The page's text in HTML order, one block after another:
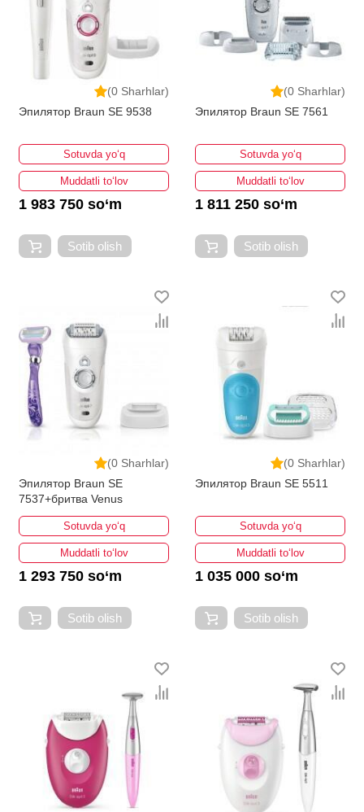
(0 Sharhlar)
Эпилятор Braun SE 9538
Sotuvda yo‘q
Muddatli to‘lov
1 983 750 so‘m
Sotib olish
(0 Sharhlar)
Эпилятор Braun SE 7561
Sotuvda yo‘q
Muddatli to‘lov
1 811 250 so‘m
Sotib olish
(0 Sharhlar)
Эпилятор Braun SE
7537+бритва Venus
Sotuvda yo‘q
Muddatli to‘lov
1 293 750 so‘m
Sotib olish
(0 Sharhlar)
Эпилятор Braun SE 5511
Sotuvda yo‘q
Muddatli to‘lov
1 035 000 so‘m
Sotib olish